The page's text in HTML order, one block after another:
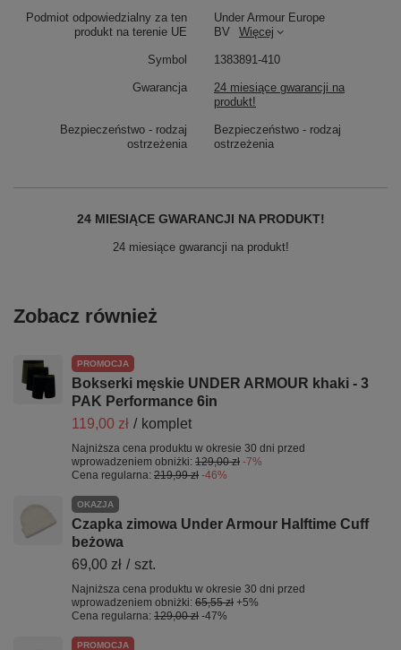
Podmiot odpowiedzialny za ten
produkt na terenie UE
Under Armour Europe
BV
Więcej
Symbol 1383891-410
Gwarancja
24 miesiące gwarancji na
produkt!
Bezpieczeństwo - rodzaj
ostrzeżenia
Bezpieczeństwo - rodzaj
ostrzeżenia
24 MIESIĄCE GWARANCJI NA PRODUKT!
24 miesiące gwarancji na produkt!
Zobacz również
PROMOCJA
Bokserki męskie UNDER ARMOUR khaki - 3
PAK Performance 6in
119,00 zł / komplet
Najniższa cena produktu w okresie 30 dni przed
wprowadzeniem obniżki: 129,00 zł -7%
Cena regularna: 219,99 zł -46%
OKAZJA
Czapka zimowa Under Armour Halftime Cuff
beżowa
69,00 zł / szt.
Najniższa cena produktu w okresie 30 dni przed
wprowadzeniem obniżki: 65,55 zł +5%
Cena regularna: 129,00 zł -47%
PROMOCJA